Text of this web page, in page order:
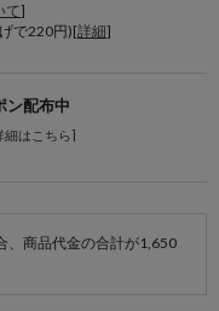
て]
で220円)[詳細]
ン配布中
細はこちら]
、商品代金の合計が1,650